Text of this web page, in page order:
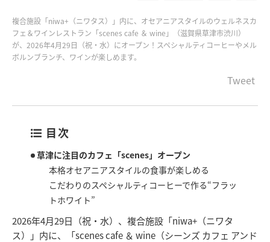
複合施設「niwa+（ニワタス）」内に、オセアニアスタイルのウェルネスカ
フェ＆ワインレストラン「scenes cafe ＆ wine」（滋賀県草津市渋川）
が、2026年4月29日（祝・水）にオープン！スペシャルティコーヒーやメル
ボルンブランチ、ワインが楽しめます。
Tweet
目次
草津に注目のカフェ「scenes」オープン
本格オセアニアスタイルの食事が楽しめる
こだわりのスペシャルティコーヒーで作る“フラッ
トホワイト”
2026年4月29日（祝・水）、複合施設「niwa+（ニワタ
ス）」内に、「scenes cafe ＆ wine（シーンズ カフェ アンド